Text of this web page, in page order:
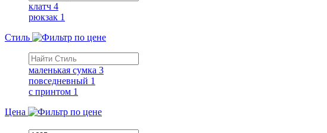
клатч 4
рюкзак 1
Стиль
маленькая сумка 3
повседневный 1
с принтом 1
Цена